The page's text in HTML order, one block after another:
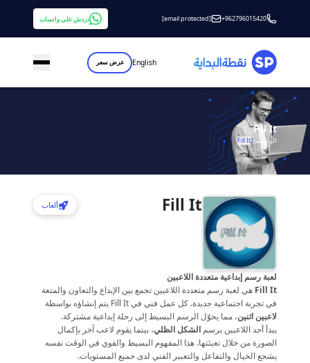
+962796015420
[email protected] دردش على واتساب
English عرض سعر
Fill It
الرئيسية|
Fill It
Fill It ألعاب
لعبة رسم إبداعية متعددة اللاعبين
Fill It هي لعبة رسم متعددة اللاعبين تجمع بين الإبداع والتعاون والمتعة
في تجربة اجتماعية جديدة. كل عمل فني في Fill It يتم إنشاؤه بواسطة
لاعبين اثنين، مما يحوّل الرسم البسيط إلى رحلة إبداعية مشتركة.
يبدأ أحد اللاعبين برسم الشكل الظلي، بينما يقوم لاعب آخر بإكمال
الصورة من خلال تعبئتها. هذا المفهوم البسيط والقوي في الوقت نفسه
يشجع الخيال والتفاعل والتعبير الفني لدى جميع المستويات.